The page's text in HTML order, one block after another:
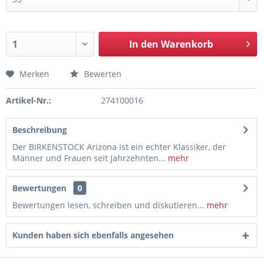
In den Warenkorb
Merken Bewerten
Artikel-Nr.: 274100016
Beschreibung
Der BIRKENSTOCK Arizona ist ein echter Klassiker, der
Männer und Frauen seit Jahrzehnten... mehr
Bewertungen
0
Bewertungen lesen, schreiben und diskutieren... mehr
Kunden haben sich ebenfalls angesehen